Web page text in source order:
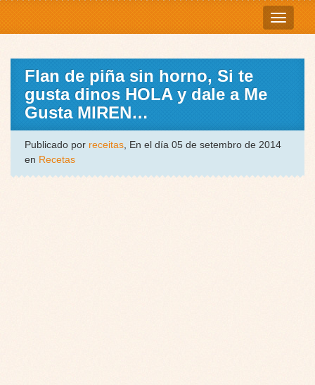
Flan de piña sin horno, Si te
gusta dinos HOLA y dale a Me
Gusta MIREN…
Publicado por receitas, En el día 05 de setembro de 2014
en Recetas